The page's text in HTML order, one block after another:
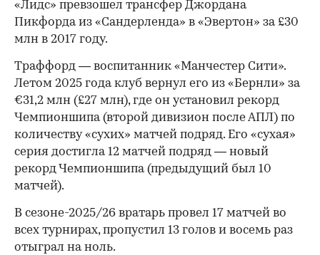
00:00
«Лидс» превзошел трансфер Джордана
Пикфорда из «Сандерленда» в «Эвертон» за £30
млн в 2017 году.
Траффорд — воспитанник «Манчестер Сити».
Летом 2025 года клуб вернул его из «Бернли» за
€31,2 млн (£27 млн), где он установил рекорд
Чемпионшипа (второй дивизион после АПЛ) по
количеству «сухих» матчей подряд. Его «сухая»
серия достигла 12 матчей подряд — новый
рекорд Чемпионшипа (предыдущий был 10
матчей).
В сезоне-2025/26 вратарь провел 17 матчей во
всех турнирах, пропустил 13 голов и восемь раз
отыграл на ноль.